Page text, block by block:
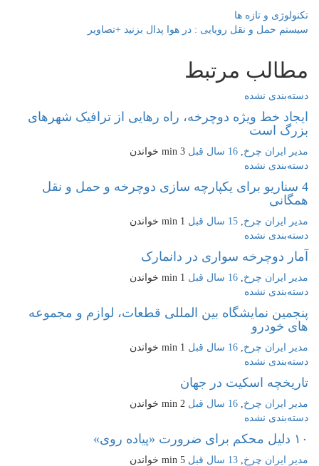
و تازه ها
حمل و نقل رویایی : در هوا پدال بزنید +تصاویر
مرتبط
نشده
خط ویژه دوچرخه، راه رهایی از ترافیک شهرهای
است
چرخ,16 سال قبل 3 min
خواندن
نشده
برای یکپارچه سازی دوچرخه و حمل و نقل
چرخ,15 سال قبل 1 min
خواندن
نشده
دوچرخه سواری در دانمارک
چرخ,16 سال قبل 1 min
خواندن
نشده
نمایشگاه بین المللی قطعات، لوازم و مجموعه
چرخ,16 سال قبل 1 min
خواندن
نشده
اسکیت در جهان
چرخ,16 سال قبل 2 min
خواندن
نشده
چرخ,13 سال قبل 5 min خواندن